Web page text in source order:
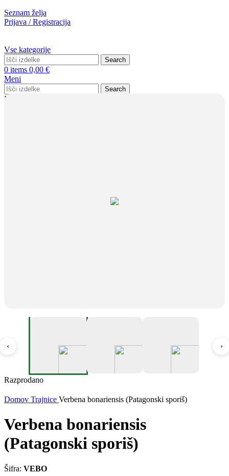
Seznam želja
Prijava / Registracija
Vse kategorije
Search
0 items 0,00 €
Meni
Search
Prijava / Registracija
‹ ›
Razprodano
Domov Trajnice Verbena bonariensis (Patagonski sporiš)
Verbena bonariensis
(Patagonski sporiš)
Šifra: VEBO